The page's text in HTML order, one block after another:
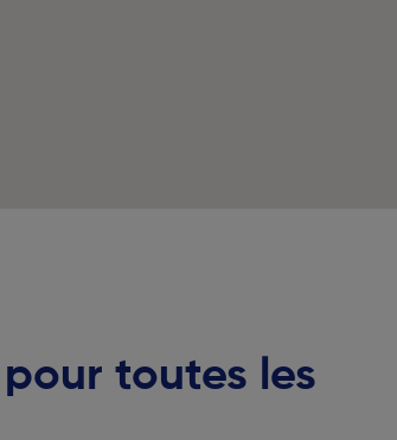
toutes les